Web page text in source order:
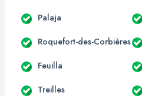
Palaja
Roquefort-des-Corbières
Feuilla
Treilles